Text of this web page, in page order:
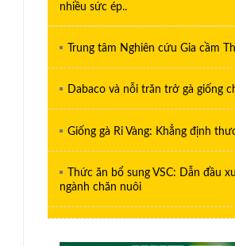
nhiều sức ép..
Trung tâm Nghiên cứu Gia cầm
Dabaco và nỗi trăn trở gà giống
Giống gà Ri Vàng: Khẳng định
Thức ăn bổ sung VSC: Dẫn đầu
ngành chăn nuôi